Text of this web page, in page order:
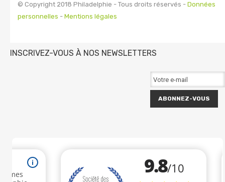
© Copyright 2018 Philadelphie - Tous droits réservés - Données
personnelles - Mentions légales
INSCRIVEZ-VOUS À NOS NEWSLETTERS
ABONNEZ-VOUS